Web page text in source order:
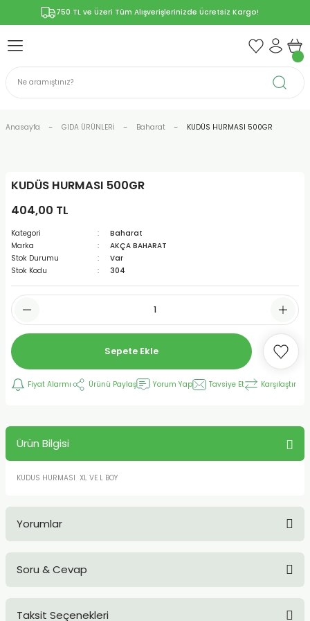
750 TL ve Üzeri Tüm Alışverişlerinizde Ücretsiz Kargo!
Geri Dön
Propolis
Geri Dön
Geri Dön
Geri Dön
KAPSÜLLER
Geri Dön
Anasayfa GIDA ÜRÜNLERİ Baharat KUDÜS HURMASI 500GR
KUDÜS HURMASI 500GR
404,00 TL
Kategori
Baharat
Marka
AKÇA BAHARAT
Stok Durumu
Var
Stok Kodu
304
Sepete Ekle
Fiyat Alarmı Ürünü Paylaş Yorum Yap Tavsiye Et Karşılaştır
Ürün Bilgisi
KUDUS HURMASI XL VE L BOY
Yorumlar
Soru & Cevap
Taksit Seçenekleri